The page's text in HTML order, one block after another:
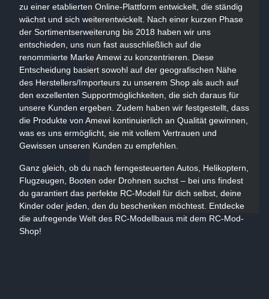
zu einer etablierten Online-Plattform entwickelt, die ständig
wächst und sich weiterentwickelt. Nach einer kurzen Phase
der Sortimentserweiterung bis 2018 haben wir uns
entschieden, uns nun fast ausschließlich auf die
renommierte Marke Amewi zu konzentrieren. Diese
Entscheidung basiert sowohl auf der geografischen Nähe
des Herstellers/Importeurs zu unserem Shop als auch auf
den exzellenten Supportmöglichkeiten, die sich daraus für
unsere Kunden ergeben. Zudem haben wir festgestellt, dass
die Produkte von Amewi kontinuierlich an Qualität gewinnen,
was es uns ermöglicht, sie mit vollem Vertrauen und
Gewissen unseren Kunden zu empfehlen.
Ganz gleich, ob du nach ferngesteuerten Autos, Helikoptern,
Flugzeugen, Booten oder Drohnen suchst – bei uns findest
du garantiert das perfekte RC-Modell für dich selbst, deine
Kinder oder jeden, den du beschenken möchtest. Entdecke
die aufregende Welt des RC-Modellbaus mit dem RC-Mod-
Shop!